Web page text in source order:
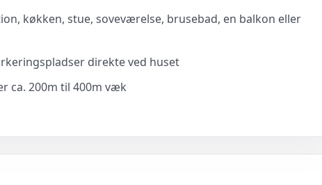
køkken, stue, soveværelse, brusebad, en balkon eller
direkte ved huset
ca. 200m til 400m væk